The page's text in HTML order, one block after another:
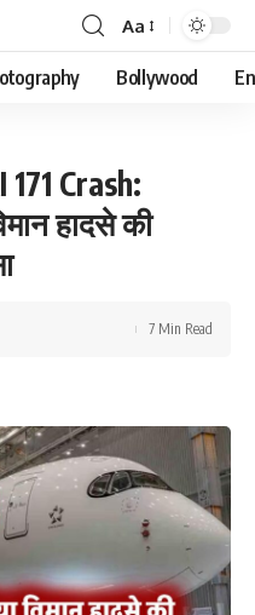
Font
Resizer
Aa
Bollywood
Crash:
हादसे की
7 Min Read